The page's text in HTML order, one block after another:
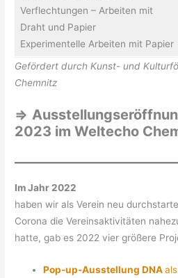
Verflechtungen – Arbeiten mit
Draht und Papier
Experimentelle Arbeiten mit Papier
Gefördert durch Kunst- und
Chemnitz
=>
2023 im Weltecho
Im Jahr 2022
haben wir als Verein neu
Corona die Vereinsaktivitäten
hatte, gab es 2022 vier größere
Pop-up-Ausstellung DNA